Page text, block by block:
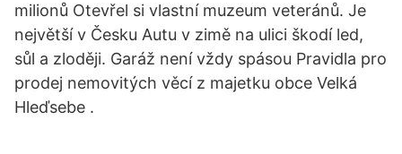
milionů Otevřel si vlastní muzeum veteránů. Je
největší v Česku Autu v zimě na ulici škodí led,
sůl a zloději. Garáž není vždy spásou Pravidla pro
prodej nemovitých věcí z majetku obce Velká
Hleďsebe .